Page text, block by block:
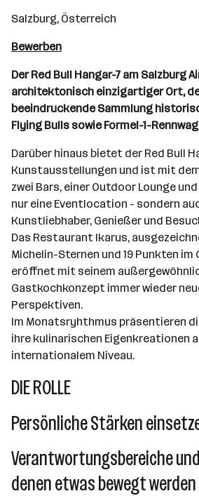
Salzburg, Österreich
Bewerben
Der Red Bull Hangar-7 am Salzburg
architektonisch einzigartiger Ort,
beeindruckende Sammlung
Flying Bulls sowie Formel-1-
Darüber hinaus bietet der Red Bull
Kunstausstellungen und ist mit
zwei Bars, einer Outdoor Lounge
nur eine Eventlocation - sondern
Kunstliebhaber, Genießer und
Das Restaurant Ikarus,
Michelin-Sternen und 19 Punkten im
eröffnet mit seinem
Gastkochkonzept immer wieder
Perspektiven.
Im Monatsryhthmus präsentieren
ihre kulinarischen Eigenkreationen
internationalem Niveau.
DIE ROLLE
Persönliche Stärken
Verantwortungsbereiche
denen etwas bewegt